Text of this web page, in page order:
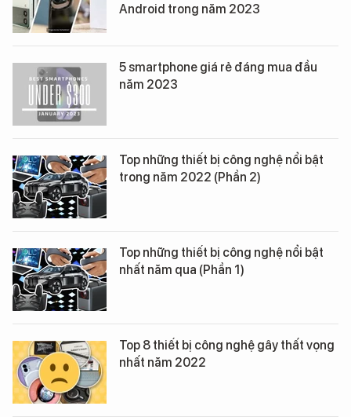
Android trong năm 2023
5 smartphone giá rẻ đáng mua đầu
năm 2023
Top những thiết bị công nghệ nổi bật
trong năm 2022 (Phần 2)
Top những thiết bị công nghệ nổi bật
nhất năm qua (Phần 1)
Top 8 thiết bị công nghệ gây thất vọng
nhất năm 2022